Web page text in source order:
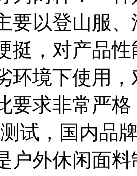
要以登山服
挺，对产品
环境下使用
要求非常严
试，国内品
户外休闲面